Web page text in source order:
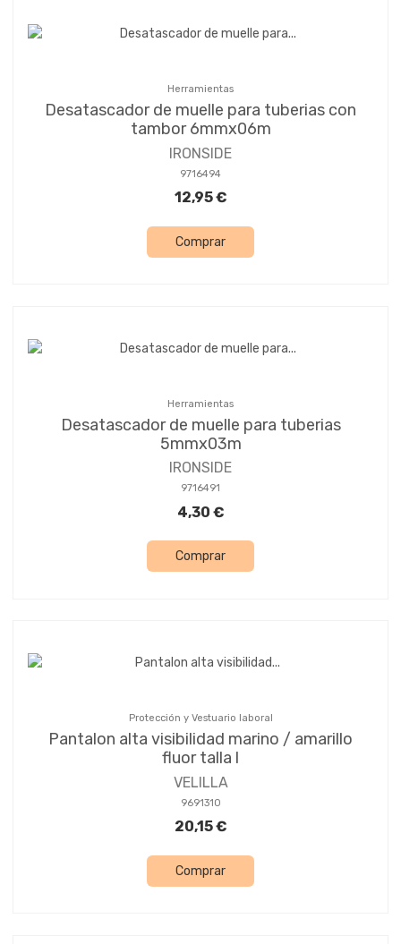
Herramientas
Desatascador de muelle para tuberias con
tambor 6mmx06m
IRONSIDE
9716494
12,95 €
Comprar
Herramientas
Desatascador de muelle para tuberias
5mmx03m
IRONSIDE
9716491
4,30 €
Comprar
Protección y Vestuario laboral
Pantalon alta visibilidad marino / amarillo
fluor talla l
VELILLA
9691310
20,15 €
Comprar